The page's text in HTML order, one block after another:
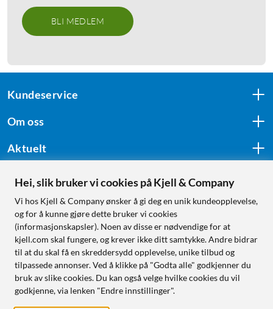
BLI MEDLEM
Kundeservice
Om oss
Aktuelt
Følg oss
Handle fra:
Sverige
Norge
Hei, slik bruker vi cookies på Kjell & Company
Vi hos Kjell & Company ønsker å gi deg en unik kundeopplevelse,
og for å kunne gjøre dette bruker vi cookies
(informasjonskapsler). Noen av disse er nødvendige for at
kjell.com skal fungere, og krever ikke ditt samtykke. Andre bidrar
til at du skal få en skreddersydd opplevelse, unike tilbud og
tilpassede annonser. Ved å klikke på "Godta alle" godkjenner du
bruk av slike cookies. Du kan også velge hvilke cookies du vil
godkjenne, via lenken "Endre innstillinger".